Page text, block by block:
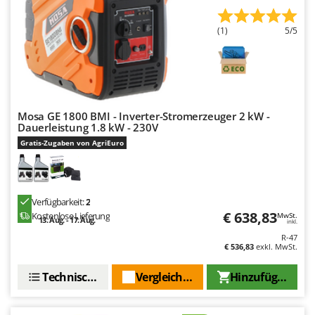
Santos
Sbaraglia
Schnitzer
Seven Italy
Shark
Shindaiwa
Silky
Simatech
Sirman
Skil
Smartwood
Solidur
(1) 5/5
Mosa GE 1800 BMI - Inverter-Stromerzeuger 2 kW -
Dauerleistung 1.8 kW - 230V
Gratis-Zugaben von AgriEuro
Verfügbarkeit:2
Kostenlose Lieferung
13. Aug. - 17. Aug. € 638,83MwSt.
inkl.
R-47
€ 536,83 exkl. MwSt.
Hinzufügen
Vergleichen Sie
Technische Daten